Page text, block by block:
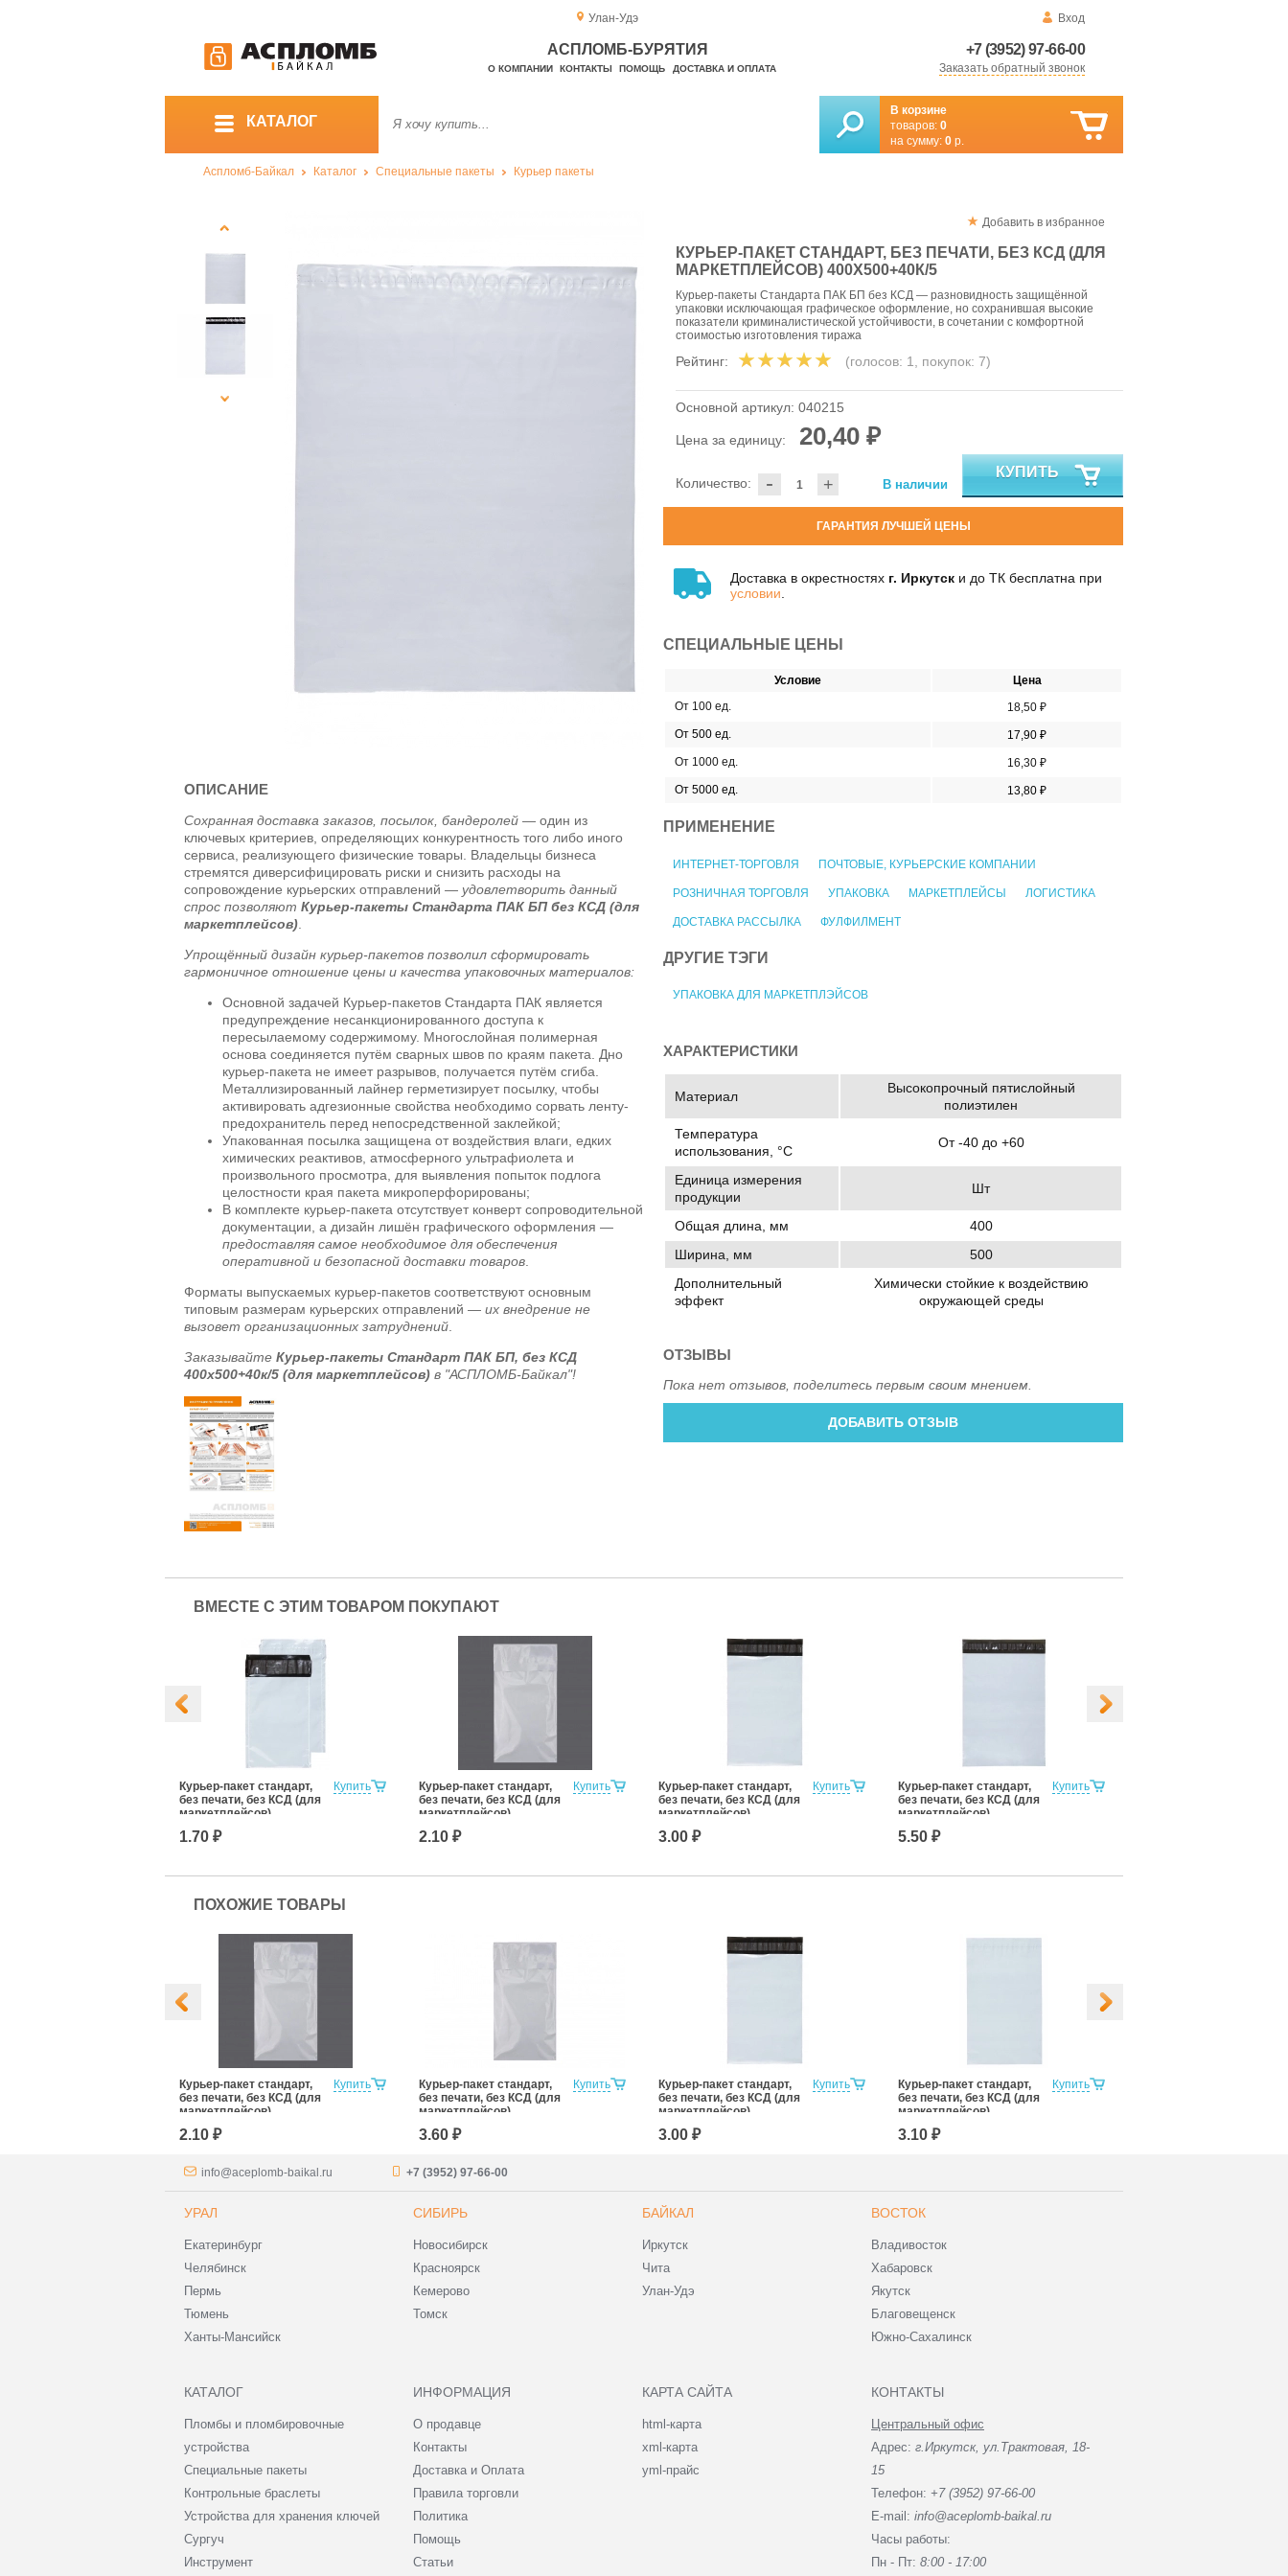
Улан-Удэ Вход
+7 (3952) 97-66-00
Заказать обратный звонок
АСПЛОМБ-БУРЯТИЯ
О КОМПАНИИ КОНТАКТЫ ПОМОЩЬ ДОСТАВКА И ОПЛАТА
КАТАЛОГ
В корзине
товаров: 0
на сумму: 0 р.
Аспломб-Байкал Каталог Специальные пакеты Курьер пакеты
Добавить в избранное
КУРЬЕР-ПАКЕТ СТАНДАРТ, БЕЗ ПЕЧАТИ, БЕЗ КСД (ДЛЯ
МАРКЕТПЛЕЙСОВ) 400X500+40К/5
Курьер-пакеты Стандарта ПАК БП без КСД — разновидность защищённой
упаковки исключающая графическое оформление, но сохранившая высокие
показатели криминалистической устойчивости, в сочетании с комфортной
стоимостью изготовления тиража
Рейтинг: (голосов: 1, покупок: 7)
Основной артикул: 040215
Цена за единицу: 20,40 ₽
- +
Количество: В наличии
КУПИТЬ
ГАРАНТИЯ ЛУЧШЕЙ ЦЕНЫ
Доставка в окрестностях г. Иркутск и до ТК бесплатна при
условии
СПЕЦИАЛЬНЫЕ ЦЕНЫ
Условие
Цена
От 100 ед.
18,50 ₽
От 500 ед.
17,90 ₽
От 1000 ед.
16,30 ₽
От 5000 ед.
13,80 ₽
ПРИМЕНЕНИЕ
ИНТЕРНЕТ-ТОРГОВЛЯ ПОЧТОВЫЕ, КУРЬЕРСКИЕ КОМПАНИИ
РОЗНИЧНАЯ ТОРГОВЛЯ УПАКОВКА МАРКЕТПЛЕЙСЫ ЛОГИСТИКА
ДОСТАВКА РАССЫЛКА ФУЛФИЛМЕНТ
ДРУГИЕ ТЭГИ
УПАКОВКА ДЛЯ МАРКЕТПЛЭЙСОВ
ОПИСАНИЕ
Сохранная доставка заказов, посылок, бандеролей — один из
ключевых критериев, определяющих конкурентность того либо иного
сервиса, реализующего физические товары. Владельцы бизнеса
стремятся диверсифицировать риски и снизить расходы на
сопровождение курьерских отправлений — удовлетворить данный
спрос позволяют Курьер-пакеты Стандарта ПАК БП без КСД (для
маркетплейсов)
Упрощённый дизайн курьер-пакетов позволил сформировать
гармоничное отношение цены и качества упаковочных материалов:
Основной задачей Курьер-пакетов Стандарта ПАК является
предупреждение несанкционированного доступа к
пересылаемому содержимому. Многослойная полимерная
основа соединяется путём сварных швов по краям пакета. Дно
курьер-пакета не имеет разрывов, получается путём сгиба.
Металлизированный лайнер герметизирует посылку, чтобы
активировать адгезионные свойства необходимо сорвать ленту-
предохранитель перед непосредственной заклейкой;
Упакованная посылка защищена от воздействия влаги, едких
химических реактивов, атмосферного ультрафиолета и
произвольного просмотра, для выявления попыток подлога
целостности края пакета микроперфорированы;
В комплекте курьер-пакета отсутствует конверт сопроводительной
документации, а дизайн лишён графического оформления —
предоставляя самое необходимое для обеспечения
оперативной и безопасной доставки товаров
Форматы выпускаемых курьер-пакетов соответствуют основным
типовым размерам курьерских отправлений — их внедрение не
вызовет организационных затруднений
Заказывайте Курьер-пакеты Стандарт ПАК БП, без КСД
400x500+40к/5 (для маркетплейсов) в "АСПЛОМБ-Байкал"!
ХАРАКТЕРИСТИКИ
Материал
Высокопрочный пятислойный
полиэтилен
Температура
использования, °C
От -40 до +60
Единица измерения
продукции
Шт
Общая длина, мм
400
Ширина, мм
500
Дополнительный
эффект
Химически стойкие к воздействию
окружающей среды
ОТЗЫВЫ
Пока нет отзывов, поделитесь первым своим мнением.
ДОБАВИТЬ ОТЗЫВ
ВМЕСТЕ С ЭТИМ ТОВАРОМ ПОКУПАЮТ
Купить
Курьер-пакет стандарт,
без печати, без КСД (для
маркетплейсов)
107x165+35к/5
1.70 ₽
Купить
Курьер-пакет стандарт,
без печати, без КСД (для
маркетплейсов)
110x210+50к/5
2.10 ₽
Купить
Курьер-пакет стандарт,
без печати, без КСД (для
маркетплейсов)
150x220+30к/5
3.00 ₽
Купить
Курьер-пакет стандарт,
без печати, без КСД (для
маркетплейсов)
240x320+40к/5
5.50 ₽
ПОХОЖИЕ ТОВАРЫ
Купить
Курьер-пакет стандарт,
без печати, без КСД (для
маркетплейсов)
110x210+50к/5
2.10 ₽
Купить
Курьер-пакет стандарт,
без печати, без КСД (для
маркетплейсов)
120x400+45к/5
3.60 ₽
Купить
Курьер-пакет стандарт,
без печати, без КСД (для
маркетплейсов)
150x220+30к/5
3.00 ₽
Купить
Курьер-пакет стандарт,
без печати, без КСД (для
маркетплейсов)
160x240+30к/5
3.10 ₽
info@aceplomb-baikal.ru +7 (3952) 97-66-00
УРАЛ
Екатеринбург
Челябинск
Пермь
Тюмень
Ханты-Мансийск
СИБИРЬ
Новосибирск
Красноярск
Кемерово
Томск
БАЙКАЛ
Иркутск
Чита
Улан-Удэ
ВОСТОК
Владивосток
Хабаровск
Якутск
Благовещенск
Южно-Сахалинск
КАТАЛОГ
Пломбы и пломбировочные
устройства
Специальные пакеты
Контрольные браслеты
Устройства для хранения ключей
Сургуч
Инструмент
ИНФОРМАЦИЯ
О продавце
Контакты
Доставка и Оплата
Правила торговли
Политика
Помощь
Статьи
КАРТА САЙТА
html-карта
xml-карта
yml-прайс
КОНТАКТЫ
Центральный офис
Адрес: г.Иркутск, ул.Трактовая, 18-
15
Телефон: +7 (3952) 97-66-00
E-mail: info@aceplomb-baikal.ru
Часы работы:
Пн - Пт: 8:00 - 17:00